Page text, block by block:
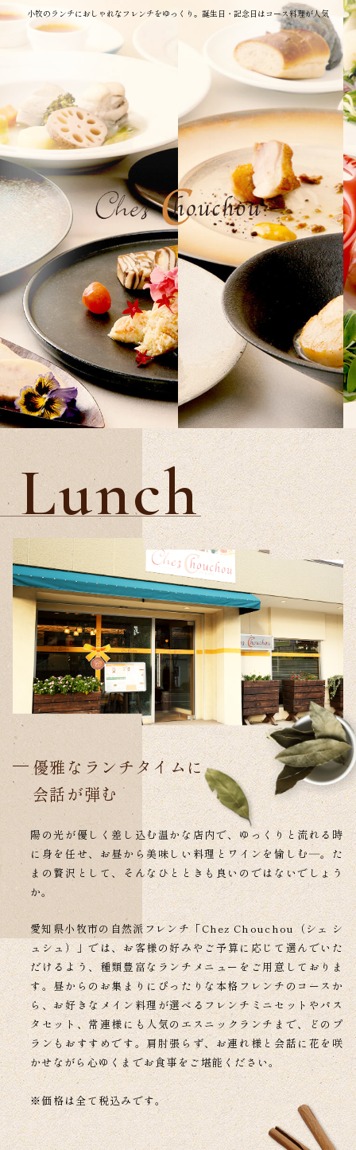
小牧のランチにおしゃれなフレンチをゆっくり。誕生日・記念日はコース料理が人気
Lunch
優雅なランチタイムに
会話が弾む
陽の光が優しく差し込む温かな店内で、ゆっくりと流れる時
に身を任せ、 お昼から美味しい料理とワインを愉しむ―。た
まの贅沢として、そんなひとときも良いのではないでしょう
か。
愛知県小牧市の自然派フレンチ「Chez Chouchou（シェ シ
ュシュ）」では、お客様の好みやご予算に応じて選んでいた
だけるよう、種類豊富なランチメニューをご用意しておりま
す。昼からのお集まりにぴったりな本格フレンチのコースか
ら、お好きなメイン料理が選べるフレンチミニセットやパス
タセット、 常連様にも人気のエスニックランチまで、どのプ
ランもおすすめです。 肩肘張らず、お連れ様と会話に花を咲
かせながら心ゆくまでお食事をご堪能ください。
※価格は全て税込みです。